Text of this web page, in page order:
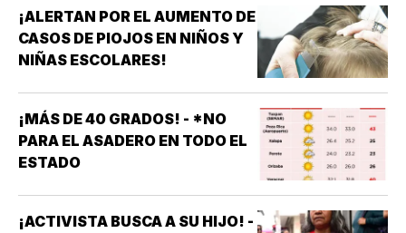
¡ALERTAN POR EL AUMENTO DE
CASOS DE PIOJOS EN NIÑOS Y
NIÑAS ESCOLARES!
¡MÁS DE 40 GRADOS! - *NO
PARA EL ASADERO EN TODO EL
ESTADO
¡ACTIVISTA BUSCA A SU HIJO! -